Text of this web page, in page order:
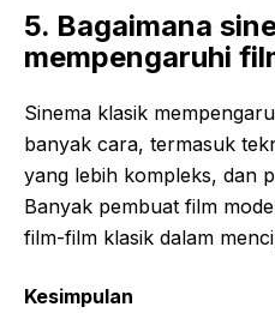
5. Bagaimana
mempengaruhi
Sinema klasik
banyak cara, termasuk
yang lebih kompleks, dan
Banyak pembuat film
film-film klasik dalam
Kesimpulan